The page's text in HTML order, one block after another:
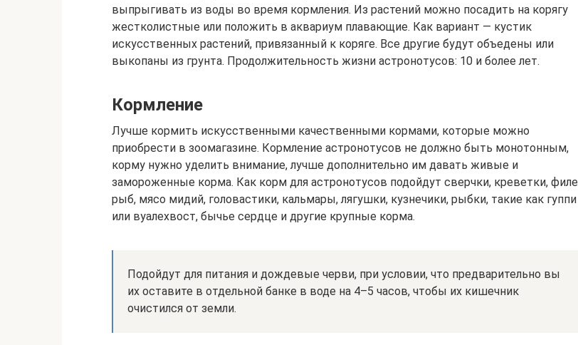
выпрыгивать из воды во время кормления. Из растений можно посадить на корягу
жестколистные или положить в аквариум плавающие. Как вариант — кустик
искусственных растений, привязанный к коряге. Все другие будут объедены или
выкопаны из грунта. Продолжительность жизни астронотусов: 10 и более лет.
Кормление
Лучше кормить искусственными качественными кормами, которые можно
приобрести в зоомагазине. Кормление астронотусов не должно быть монотонным,
корму нужно уделить внимание, лучше дополнительно им давать живые и
замороженные корма. Как корм для астронотусов подойдут сверчки, креветки, филе
рыб, мясо мидий, головастики, кальмары, лягушки, кузнечики, рыбки, такие как гуппи
или вуалехвост, бычье сердце и другие крупные корма.
Подойдут для питания и дождевые черви, при условии, что предварительно вы
их оставите в отдельной банке в воде на 4–5 часов, чтобы их кишечник
очистился от земли.